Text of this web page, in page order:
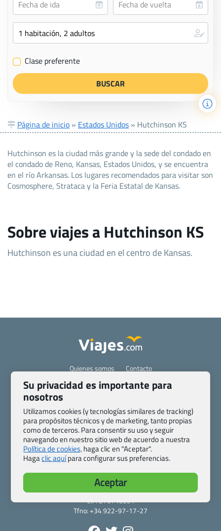
✔ Clase preferente
Página de inicio » Estados Unidos » Hutchinson KS
Hutchinson es la ciudad más grande y la sede del condado en
el condado de Reno, Kansas, Estados Unidos, y se encuentra
en el río Arkansas. Los lugares recomendados para visitar son
Cosmosphere, Strataca y la Feria Estatal de Kansas.
Sobre viajes a Hutchinson KS
Hutchinson es una ciudad en el centro de Kansas.
Quienes somos
Contacto
Pasaporte, Visado, Salud y otras disposiciones específicas
Blog de Viajes.com
Registro de agencias
Política de privacidad y cookies
Transparencia
Todas las páginas – sitemap
Viajes.com
Last Minute Express S.L.U.
c/ Drago, CC HLS, Local 13
38660 Miraverde – Adeje
Santa Cruz de Tenerife – España
CIF: B76740091
Tfno: +34 922-97-17-27
Su privacidad es importante para
nosotros
Utilizamos cookies (y tecnologías similares de tracking)
para propósitos técnicos y de marketing, tanto propias
como de terceros. Para consentir su uso y seguir
navegando en nuestro sitio web de acuerdo a nuestra
Política de cookies,haga clic en "Aceptar".
Hagaclic aquípara configurar sus preferencias.
Aceptar